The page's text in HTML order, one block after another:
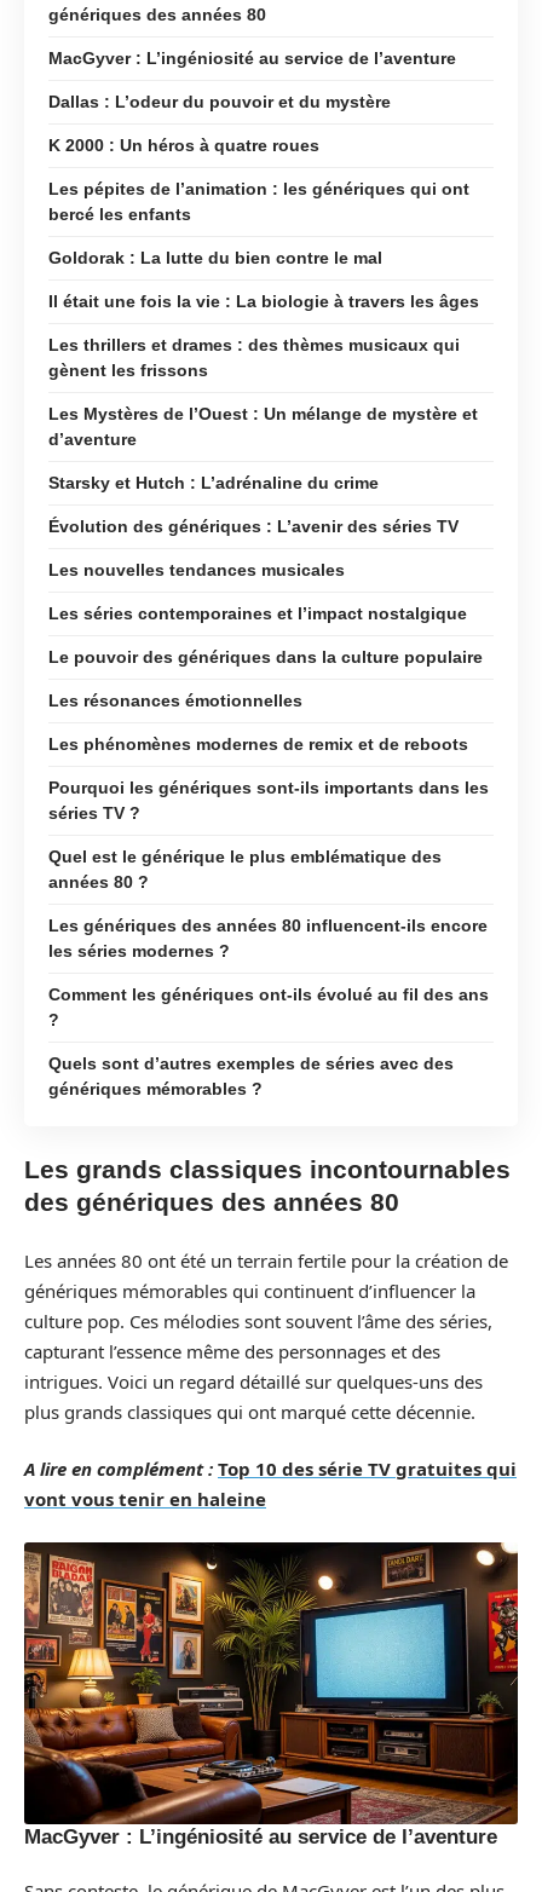
génériques des années 80
MacGyver : L’ingéniosité au service de l’aventure
Dallas : L’odeur du pouvoir et du mystère
K 2000 : Un héros à quatre roues
Les pépites de l’animation : les génériques qui ont
bercé les enfants
Goldorak : La lutte du bien contre le mal
Il était une fois la vie : La biologie à travers les âges
Les thrillers et drames : des thèmes musicaux qui
gènent les frissons
Les Mystères de l’Ouest : Un mélange de mystère et
d’aventure
Starsky et Hutch : L’adrénaline du crime
Évolution des génériques : L’avenir des séries TV
Les nouvelles tendances musicales
Les séries contemporaines et l’impact nostalgique
Le pouvoir des génériques dans la culture populaire
Les résonances émotionnelles
Les phénomènes modernes de remix et de reboots
Pourquoi les génériques sont-ils importants dans les
séries TV ?
Quel est le générique le plus emblématique des
années 80 ?
Les génériques des années 80 influencent-ils encore
les séries modernes ?
Comment les génériques ont-ils évolué au fil des ans
?
Quels sont d’autres exemples de séries avec des
génériques mémorables ?
Les grands classiques incontournables
des génériques des années 80
Les années 80 ont été un terrain fertile pour la création de
génériques mémorables qui continuent d’influencer la
culture pop. Ces mélodies sont souvent l’âme des séries,
capturant l’essence même des personnages et des
intrigues. Voici un regard détaillé sur quelques-uns des
plus grands classiques qui ont marqué cette décennie.
A lire en complément : Top 10 des série TV gratuites qui
vont vous tenir en haleine
MacGyver : L’ingéniosité au service de l’aventure